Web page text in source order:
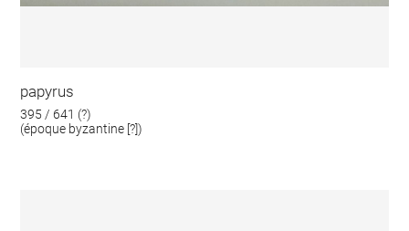
papyrus
395 / 641 (?)
(époque byzantine [?])